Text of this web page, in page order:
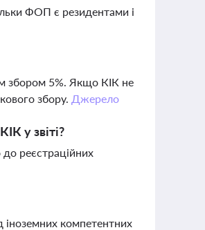
ФОП є резидентами і
збором 5%. Якщо КІК не
збору. Джерело
у звіті?
реєстраційних
компетентних